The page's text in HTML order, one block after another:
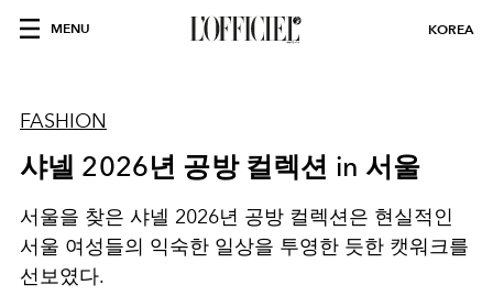
MENU KOREA
FASHION
샤넬 2026년 공방 컬렉션 in 서울
서울을 찾은 샤넬 2026년 공방 컬렉션은 현실적인
서울 여성들의 익숙한 일상을 투영한 듯한 캣워크를
선보였다.